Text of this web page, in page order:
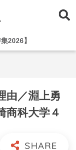
2026】
由／淵上勇
商科大学４